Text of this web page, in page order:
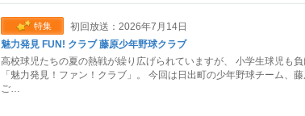
特集
初回放送：2026年7月14日
魅力発見 FUN! クラブ 藤原少年野球クラブ
高校球児たちの夏の熱戦が繰り広げられていますが、 小学生球児も
「魅力発見！ファン！クラブ」。 今回は日出町の少年野球チーム、
ご…